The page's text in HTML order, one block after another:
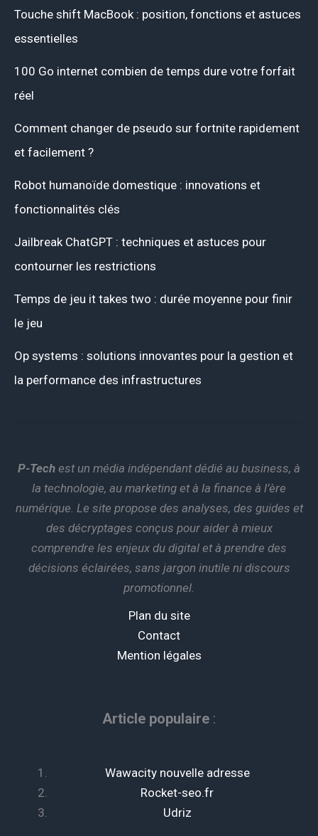
Touche shift MacBook : position, fonctions et astuces
essentielles
100 Go internet combien de temps dure votre forfait
réel
Comment changer de pseudo sur fortnite rapidement
et facilement ?
Robot humanoïde domestique : innovations et
fonctionnalités clés
Jailbreak ChatGPT : techniques et astuces pour
contourner les restrictions
Temps de jeu it takes two : durée moyenne pour finir
le jeu
Op systems : solutions innovantes pour la gestion et
la performance des infrastructures
P-Tech est un média indépendant dédié au business, à
la technologie, au marketing et à la finance à l’ère
numérique. Le site propose des analyses, des guides et
des décryptages conçus pour aider à mieux
comprendre les enjeux du digital et à prendre des
décisions éclairées, sans jargon inutile ni discours
promotionnel.
Plan du site
Contact
Mention légales
Article populaire :
Wawacity nouvelle adresse
Rocket-seo.fr
Udriz